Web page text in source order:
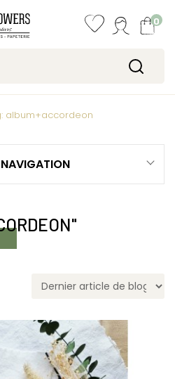
0
album+accordeon